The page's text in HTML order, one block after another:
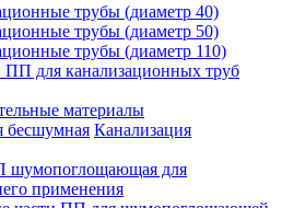
трубы (диаметр 40)
трубы (диаметр 50)
трубы (диаметр 110)
для канализационных труб
материалы
Канализация
шумопоглощающая для
применения